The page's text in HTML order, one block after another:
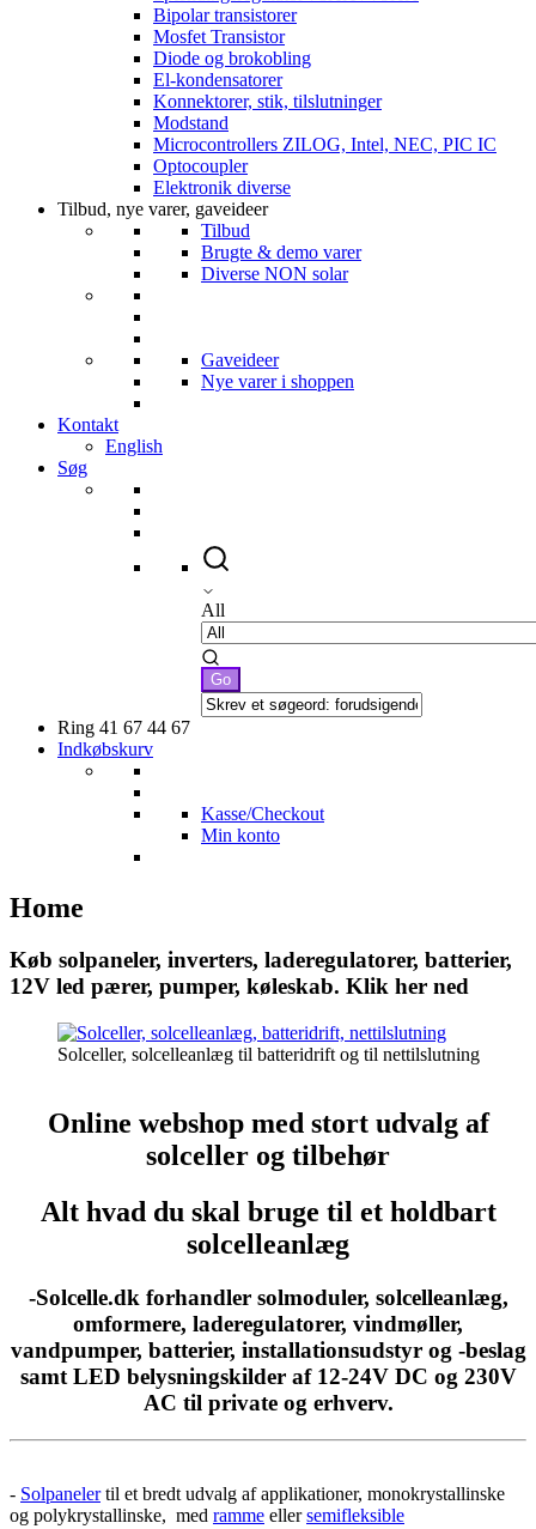
Bipolar transistorer
Mosfet Transistor
Diode og brokobling
El-kondensatorer
Konnektorer, stik, tilslutninger
Modstand
Microcontrollers ZILOG, Intel, NEC, PIC IC
Optocoupler
Elektronik diverse
Tilbud, nye varer, gaveideer
Tilbud
Brugte & demo varer
Diverse NON solar
Gaveideer
Nye varer i shoppen
Kontakt
English
Søg
All
Ring 41 67 44 67
Indkøbskurv
Kasse/Checkout
Min konto
Home
Køb solpaneler, inverters, laderegulatorer, batterier,
12V led pærer, pumper, køleskab. Klik her ned
Solceller, solcelleanlæg til batteridrift og til nettilslutning
Online webshop med stort udvalg af
solceller og tilbehør
Alt hvad du skal bruge til et holdbart
solcelleanlæg
-Solcelle.dk forhandler solmoduler, solcelleanlæg,
omformere, laderegulatorer, vindmøller,
vandpumper, batterier, installationsudstyr og -beslag
samt LED belysningskilder af 12-24V DC og 230V
AC til private og erhverv.
- Solpanelertil et bredt udvalg af applikationer, monokrystallinske
og polykrystallinske, med ramme ellersemifleksible